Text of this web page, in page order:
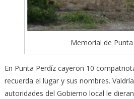
Memorial de
En Punta Perdíz cayeron 10
recuerda el lugar y sus nombres.
autoridades del Gobierno local le